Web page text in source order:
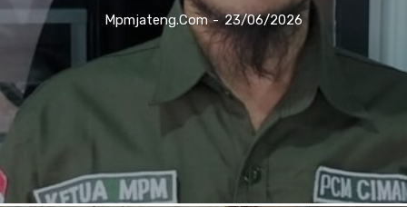
Mpmjateng.com - 23/06/2026